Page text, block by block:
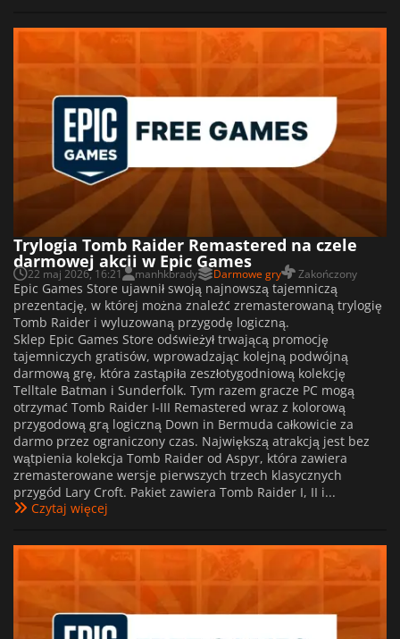
Trylogia Tomb Raider Remastered na czele
darmowej akcji w Epic Games
22 maj 2026, 16:21 manhkbrady Darmowe gry Zakończony
Epic Games Store ujawnił swoją najnowszą tajemniczą
prezentację, w której można znaleźć zremasterowaną trylogię
Tomb Raider i wyluzowaną przygodę logiczną.
Sklep Epic Games Store odświeżył trwającą promocję
tajemniczych gratisów, wprowadzając kolejną podwójną
darmową grę, która zastąpiła zeszłotygodniową kolekcję
Telltale Batman i Sunderfolk. Tym razem gracze PC mogą
otrzymać Tomb Raider I-III Remastered wraz z kolorową
przygodową grą logiczną Down in Bermuda całkowicie za
darmo przez ograniczony czas. Największą atrakcją jest bez
wątpienia kolekcja Tomb Raider od Aspyr, która zawiera
zremasterowane wersje pierwszych trzech klasycznych
przygód Lary Croft. Pakiet zawiera Tomb Raider I, II i...
Czytaj więcej